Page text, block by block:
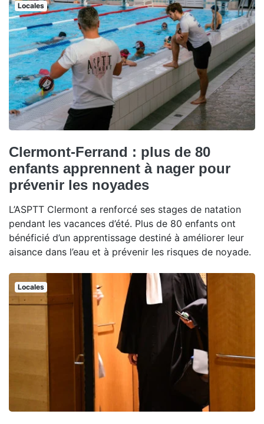
Locales
Clermont-Ferrand : plus de 80
enfants apprennent à nager pour
prévenir les noyades
L’ASPTT Clermont a renforcé ses stages de natation
pendant les vacances d’été. Plus de 80 enfants ont
bénéficié d’un apprentissage destiné à améliorer leur
aisance dans l’eau et à prévenir les risques de noyade.
Locales